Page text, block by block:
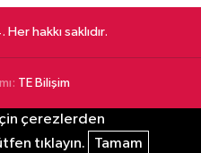
hakkı saklıdır.
TE Bilişim
çerezlerden
tıklayın.
Tamam